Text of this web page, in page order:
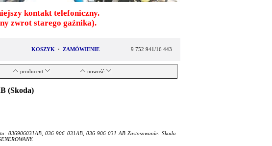
kontakt telefoniczny.
zwrot starego gaźnika).
KOSZYK · ZAMÓWIENIE 9 752 941/16 443
producent nowość
(Skoda)
036906031AB, 036 906 031AB, 036 906 031 AB Zastosowanie: Skoda